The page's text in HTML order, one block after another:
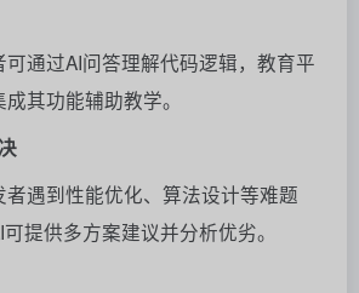
可通过AI问答理解代码逻辑，教育平
其功能辅助教学。
者遇到性能优化、算法设计等难题
提供多方案建议并分析优劣。